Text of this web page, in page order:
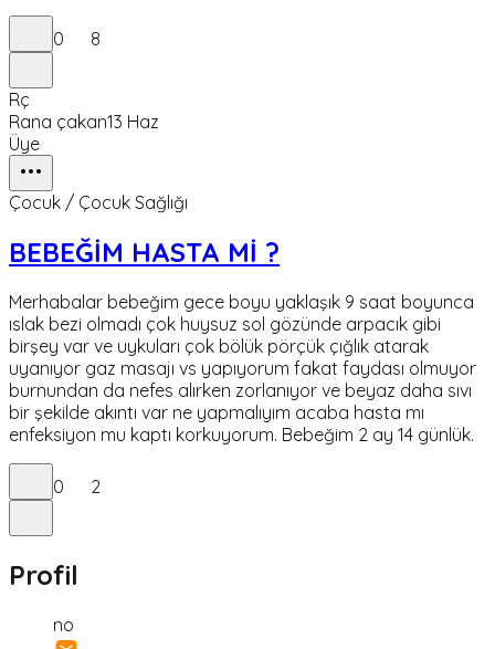
0 8
Rç
Rana çakan13 Haz
Üye
Çocuk / Çocuk Sağlığı
BEBEĞİM HASTA Mİ ?
Merhabalar bebeğim gece boyu yaklaşık 9 saat boyunca
ıslak bezi olmadı çok huysuz sol gözünde arpacık gibi
birşey var ve uykuları çok bölük pörçük çığlık atarak
uyanıyor gaz masajı vs yapıyorum fakat faydası olmuyor
burnundan da nefes alırken zorlanıyor ve beyaz daha sıvı
bir şekilde akıntı var ne yapmalıyım acaba hasta mı
enfeksiyon mu kaptı korkuyorum. Bebeğim 2 ay 14 günlük.
0 2
Profil
no